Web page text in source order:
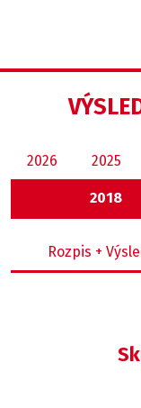
2026 2025
2018
Rozpis +